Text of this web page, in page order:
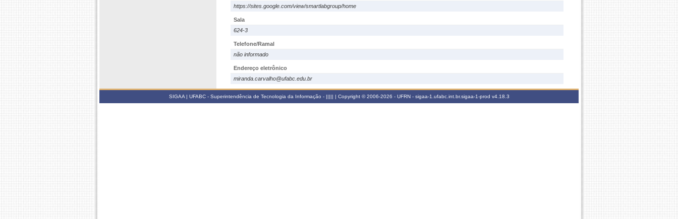
https://sites.google.com/view/smartlabgroup/home
Sala
624-3
Telefone/Ramal
não informado
Endereço eletrônico
miranda.carvalho@ufabc.edu.br
SIGAA | UFABC - Superintendência de Tecnologia da Informação - ||||| | Copyright © 2006-2026 - UFRN - sigaa-1.ufabc.int.br.sigaa-1-prod v4.18.3